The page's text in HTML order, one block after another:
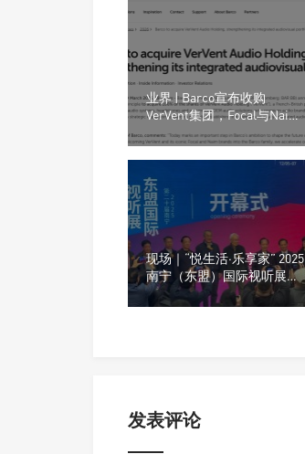
业界 | Barco宣布收购
VerVent集团，Focal与Naim
或将进入全新阶段
现场｜“悦生活·乐享家” 2025
南宁（东盟）国际视听展回
顾
发表评论